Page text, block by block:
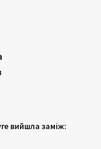
вийшла заміж: